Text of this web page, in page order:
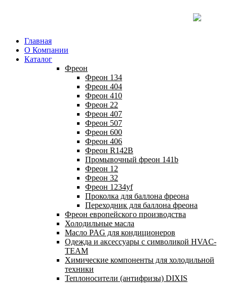
Главная
О Компании
Каталог
Фреон
Фреон 134
Фреон 404
Фреон 410
Фреон 22
Фреон 407
Фреон 507
Фреон 600
Фреон 406
Фреон R142B
Промывочный фреон 141b
Фреон 12
Фреон 32
Фреон 1234yf
Проколка для баллона фреона
Переходник для баллона фреона
Фреон европейского производства
Холодильные масла
Масло PAG для кондиционеров
Одежда и аксессуары с символикой HVAC-
TEAM
Химические компоненты для холодильной
техники
Теплоносители (антифризы) DIXIS